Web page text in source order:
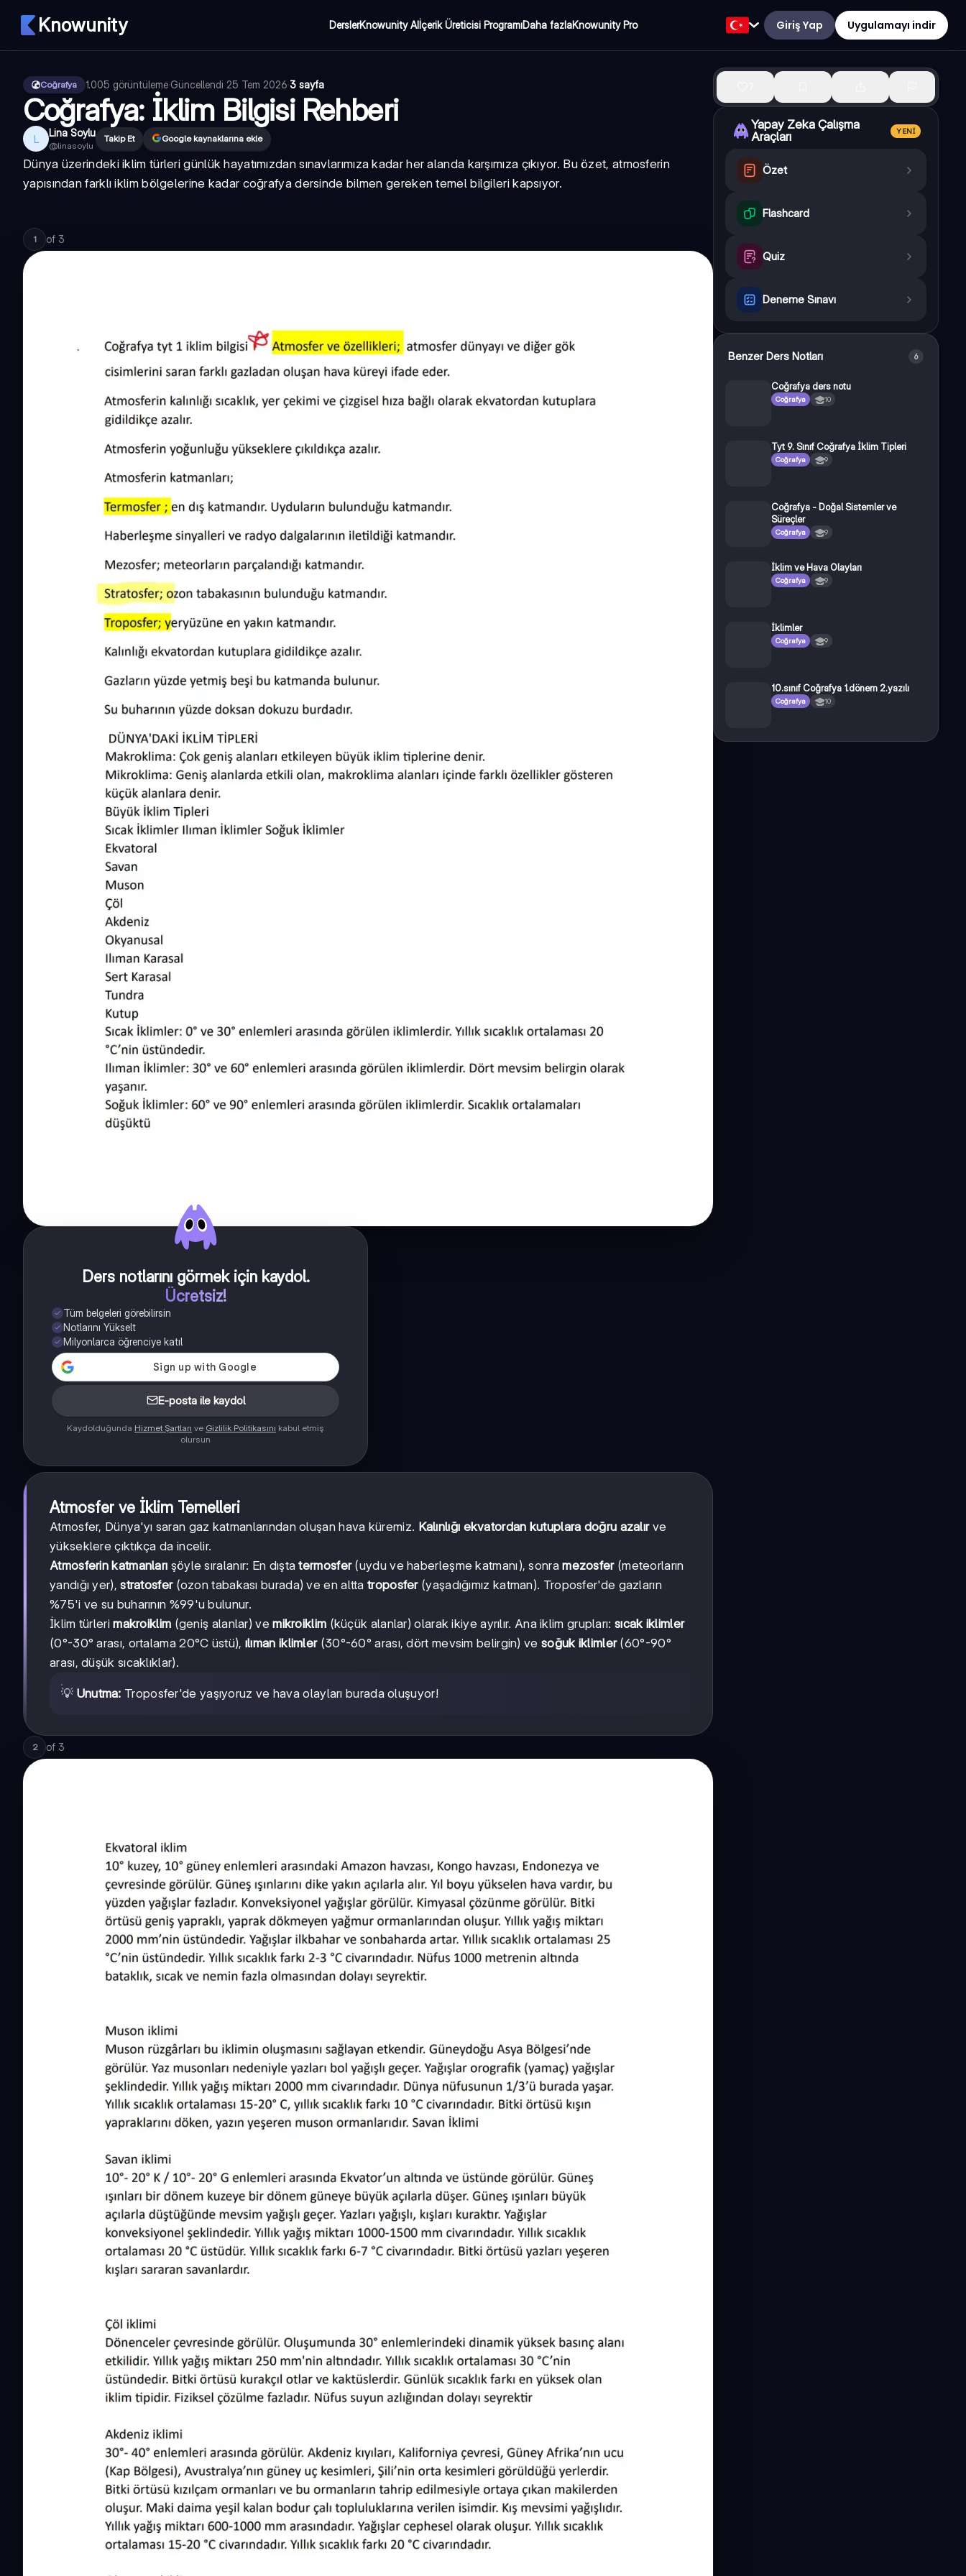
Knowunity DerslerKnowunity AIİçerik Üreticisi ProgramıDaha fazlaKnowunity Pro Giriş Yap Uygulamayı indir
Coğrafya 1.005 görüntüleme·Güncellendi 25 Tem 2026·3 sayfa
Coğrafya: İklim Bilgisi Rehberi
L Lina Soylu
@linasoylu
Takip Et Google kaynaklarına ekle
Dünya üzerindeki iklim türleri günlük hayatımızdan sınavlarımıza kadar her alanda karşımıza çıkıyor. Bu özet, atmosferin
yapısından farklı iklim bölgelerine kadar coğrafya dersinde bilmen gereken temel bilgileri kapsıyor.
1 of 3
Ders notlarını görmek için kaydol.
Ücretsiz!
Tüm belgeleri görebilirsin
Notlarını Yükselt
Milyonlarca öğrenciye katıl
E-posta ile kaydol
Kaydolduğunda Hizmet Şartları ve Gizlilik Politikasını kabul etmiş
olursun
Atmosfer ve İklim Temelleri
Atmosfer, Dünya'yı saran gaz katmanlarından oluşan hava küremiz. Kalınlığı ekvatordan kutuplara doğru azalırve
yükseklere çıktıkça da incelir.
Atmosferin katmanları şöyle sıralanır: En dıştatermosfer(uydu ve haberleşme katmanı), sonramezosfer(meteorların
yandığı yer),stratosfer(ozon tabakası burada) ve en alttatroposfer(yaşadığımız katman). Troposfer'de gazların
%75'i ve su buharının %99'u bulunur.
İklim türlerimakroiklim (geniş alanlar) vemikroiklim (küçük alanlar) olarak ikiye ayrılır. Ana iklim grupları: sıcak iklimler
(0°-30° arası, ortalama 20°C üstü), ılıman iklimler(30°-60° arası, dört mevsim belirgin) ve soğuk iklimler(60°-90°
arası, düşük sıcaklıklar).
💡 Unutma: Troposfer'de yaşıyoruz ve hava olayları burada oluşuyor!
2 of 3
Yapay Zeka Çalışma
Araçları
YENI
Özet
Flashcard
Quiz
Deneme Sınavı
Benzer Ders Notları 6
Coğrafya ders notu
Coğrafya 10
Tyt 9. Sınıf Coğrafya İklim Tipleri
Coğrafya 9
Coğrafya - Doğal Sistemler ve
Süreçler
Coğrafya 9
İklim ve Hava Olayları
Coğrafya 9
İklimler
Coğrafya 9
10.sınıf Coğrafya 1.dönem 2.yazılı
Coğrafya 10